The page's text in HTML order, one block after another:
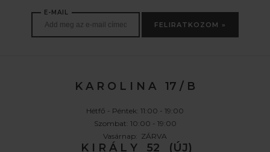
E-MAIL
FELIRATKOZOM »
K A R O L I N A 17 / B
Hétfő - Péntek: 11:00 - 19:00
Szombat: 10:00 - 19:00
Vasárnap: ZÁRVA
K I R Á L Y 52 (ÚJ)